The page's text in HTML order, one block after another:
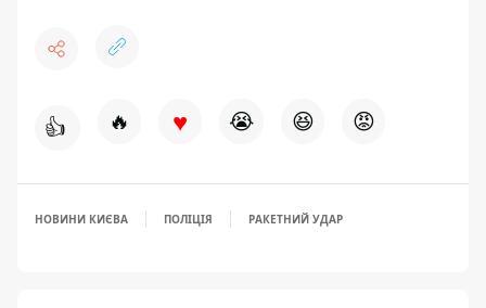
👍 🔥 ♥ 😭 😆 😡
НОВИНИ КИЄВА ПОЛІЦІЯ РАКЕТНИЙ УДАР